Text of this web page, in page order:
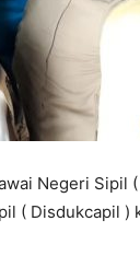
Negeri Sipil
( Disdukcapil )